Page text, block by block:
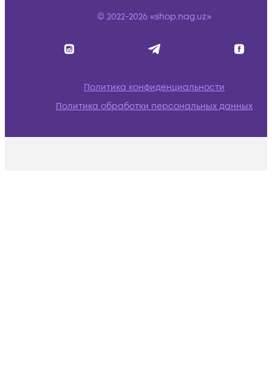
© 2022-2026 «shop.nag.uz»
Политика конфиденциальности
Политика обработки персональных данных